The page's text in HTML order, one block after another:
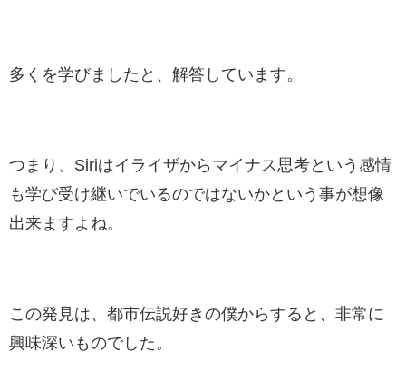
多くを学びましたと、解答しています。
つまり、Siriはイライザからマイナス思考という感情
も学び受け継いでいるのではないかという事が想像
出来ますよね。
この発見は、都市伝説好きの僕からすると、非常に
興味深いものでした。